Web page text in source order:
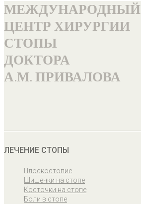
МЕЖДУНАРОДНЫЙ
ЦЕНТР ХИРУРГИИ
СТОПЫ
ДОКТОРА
А.М. ПРИВАЛОВА
География пациентов
ЛЕЧЕНИЕ СТОПЫ
Плоскостопие
Шишечки на стопе
Косточки на стопе
Боли в стопе